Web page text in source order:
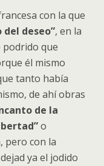
con la que
del deseo”, en la
podrido que
él mismo
tanto había
de ahí obras
de la
o
pero con la
ya el jodido